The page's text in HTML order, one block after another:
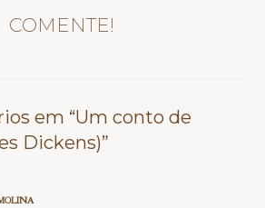
COMENTE!
em “Um conto de
Dickens)”